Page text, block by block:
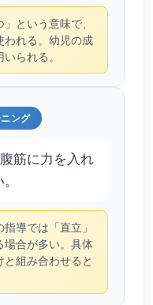
という意味で、
われる。幼児の成
られる。
ング
筋に力を入れ
導では「直立」
場合が多い。具体
組み合わせると